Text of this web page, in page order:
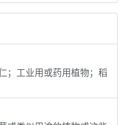
；工业用或药用植物；稻